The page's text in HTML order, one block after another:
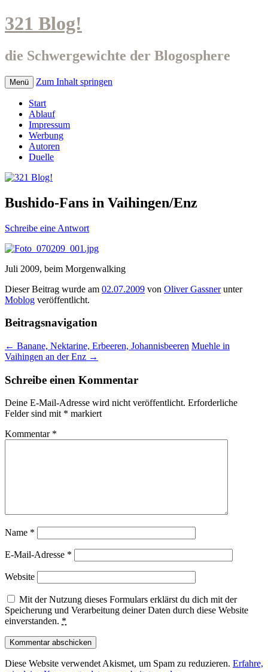
321 Blog!
die Schwergewichte der Blogosphere
Menü Zum Inhalt springen
Start
Ablauf
Impressum
Werbung
Autoren
Duelle
Bushido-Fans in Vaihingen/Enz
Schreibe eine Antwort
Juli 2009, beim Morgenwalking
Dieser Beitrag wurde am 02.07.2009 von Oliver Gassnerunter
Moblog veröffentlicht.
Beitragsnavigation
← Banane, Nektarine, Erbeeren, Johannisbeeren Muehle in
Vaihingen an der Enz →
Schreibe einen Kommentar
Deine E-Mail-Adresse wird nicht veröffentlicht. Erforderliche
Felder sind mit * markiert
Kommentar *
Name *
E-Mail-Adresse *
Website
Mit der Nutzung dieses Formulars erklärst du dich mit der
Speicherung und Verarbeitung deiner Daten durch diese Website
einverstanden. *
Diese Website verwendet Akismet, um Spam zu reduzieren. Erfahre,